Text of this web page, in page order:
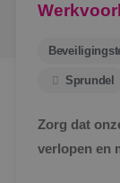
Sprundel
Zorg dat
verlopen en